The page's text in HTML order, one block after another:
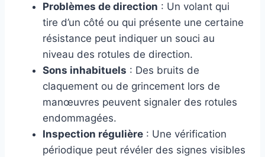
Problèmes de direction : Un volant qui
tire d’un côté ou qui présente une certaine
résistance peut indiquer un souci au
niveau des rotules de direction.
Sons inhabituels : Des bruits de
claquement ou de grincement lors de
manœuvres peuvent signaler des rotules
endommagées.
Inspection régulière : Une vérification
périodique peut révéler des signes visibles